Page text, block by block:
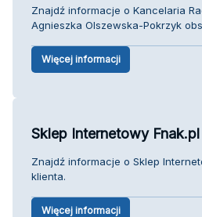
Znajdź informacje o Kancelaria
Agnieszka Olszewska-Pokrzyk
Więcej informacji
Sklep Internetowy Fnak.pl
Znajdź informacje o Sklep
klienta.
Więcej informacji